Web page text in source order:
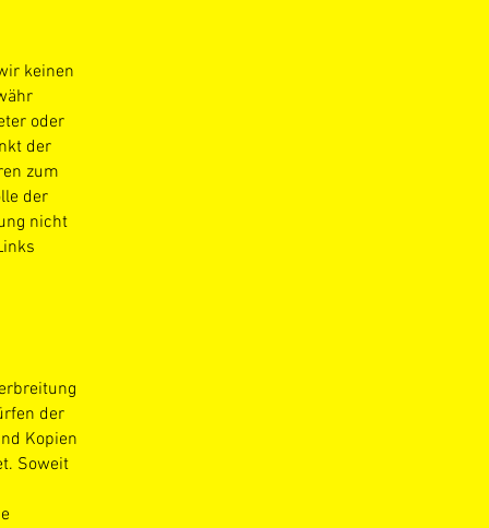
keinen
oder
der
zum
der
nicht
der
Kopien
Soweit